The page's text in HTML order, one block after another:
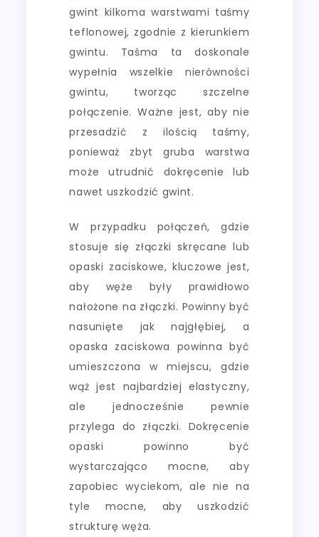
gwint kilkoma warstwami taśmy
teflonowej, zgodnie z kierunkiem
gwintu. Taśma ta doskonale
wypełnia wszelkie nierówności
gwintu, tworząc szczelne
połączenie. Ważne jest, aby nie
przesadzić z ilością taśmy,
ponieważ zbyt gruba warstwa
może utrudnić dokręcenie lub
nawet uszkodzić gwint.
W przypadku połączeń, gdzie
stosuje się złączki skręcane lub
opaski zaciskowe, kluczowe jest,
aby węże były prawidłowo
nałożone na złączki. Powinny być
nasunięte jak najgłębiej, a
opaska zaciskowa powinna być
umieszczona w miejscu, gdzie
wąż jest najbardziej elastyczny,
ale jednocześnie pewnie
przylega do złączki. Dokręcenie
opaski powinno być
wystarczająco mocne, aby
zapobiec wyciekom, ale nie na
tyle mocne, aby uszkodzić
strukturę węża.